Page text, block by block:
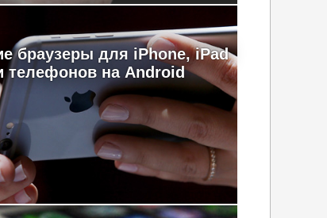
браузеры для iPhone, iPad
телефонов на Android